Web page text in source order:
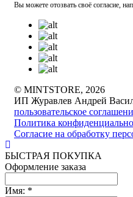
Вы можете отозвать своё согласие,
© MINTSTORE, 2026
ИП Журавлев Андрей
пользовательское
Политика
Согласие на обработку
БЫСТРАЯ ПОКУПКА
Оформление заказа
Имя: *